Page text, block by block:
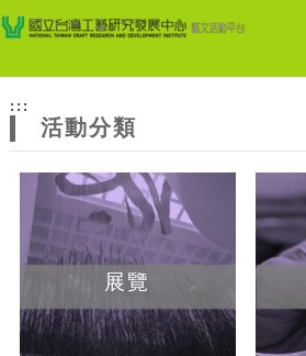
網
站
主
題
跳到主要內容
網站導覽
:::
活動分類
展覽